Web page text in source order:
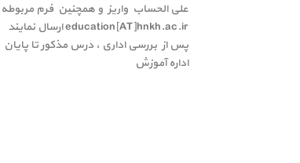
علی الحساب واریز و همچنین فرم
education[AT]hnkh.ac.ir ارسال نمایند
پس از بررسی اداری ، درس مذکور تا پایان اسفند ۱۴۰۰ در سیستم آموزشی
اداره آموزش